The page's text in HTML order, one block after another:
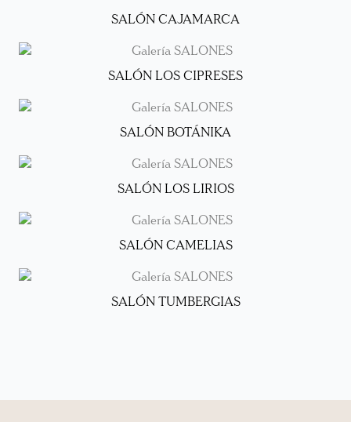
SALÓN CAJAMARCA
SALÓN LOS CIPRESES
SALÓN BOTÁNIKA
SALÓN LOS LIRIOS
SALÓN CAMELIAS
SALÓN TUMBERGIAS